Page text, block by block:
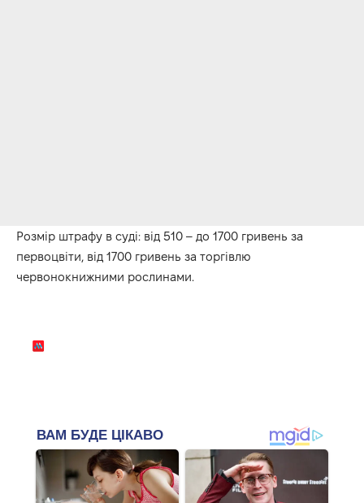
Розмір штрафу в суді: від 510 – до 1700 гривень за
первоцвіти, від 1700 гривень за торгівлю
червонокнижними рослинами.